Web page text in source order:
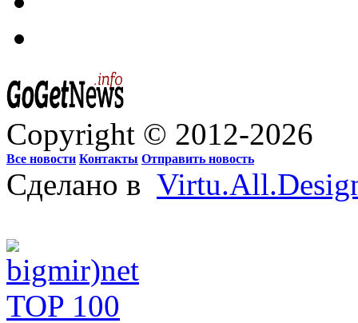
Copyright © 2012-2026
Все новости Контакты Отправить новость
Сделано в